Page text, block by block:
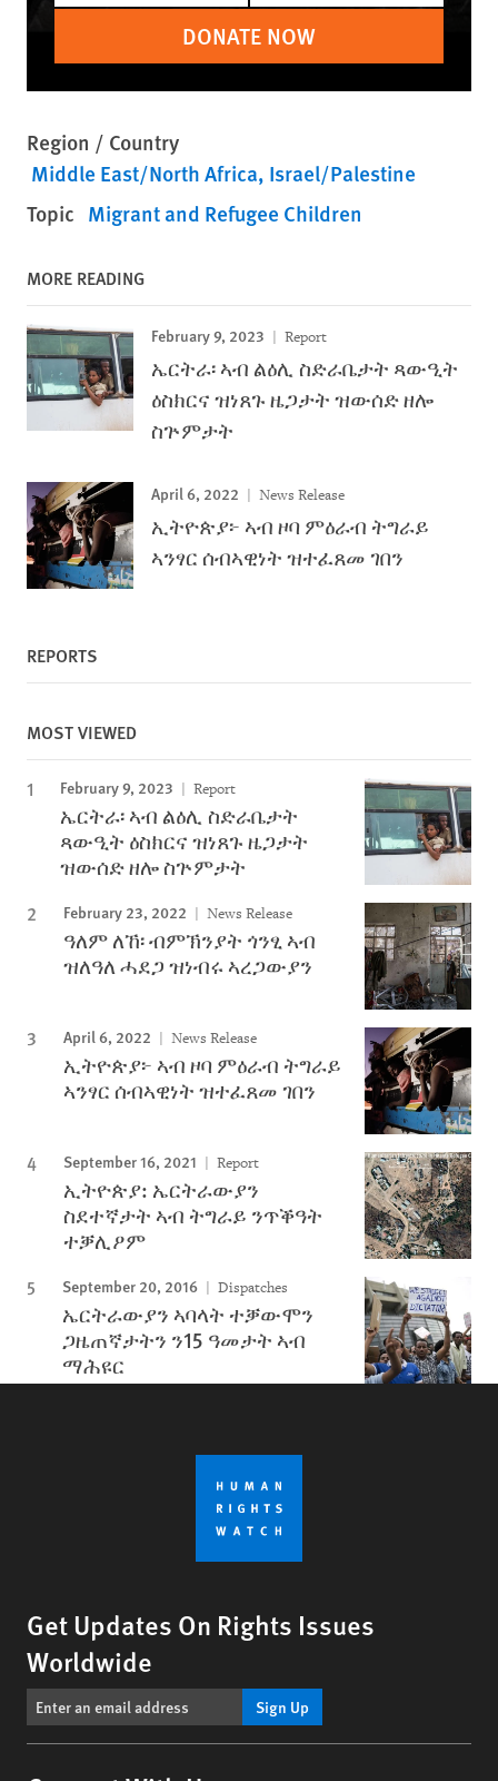
DONATE NOW
Region / Country
Middle East/North Africa Israel/Palestine
Topic Migrant and Refugee Children
MORE READING
February 9, 2023 Report
ኤርትራ፡ ኣብ ልዕሊ ስድራቤታት ጻውዒት
ዕስክርና ዝነጸጉ ዜጋታት ዝውሰድ ዘሎ
ስጕምታት
April 6, 2022 News Release
ኢትዮጵያ፦ ኣብ ዞባ ምዕራብ ትግራይ
ኣንፃር ሰብኣዊነት ዝተፈጸመ ገበን
REPORTS
MOST VIEWED
February 9, 2023 Report
ኤርትራ፡ ኣብ ልዕሊ ስድራቤታት
ጻውዒት ዕስክርና ዝነጸጉ ዜጋታት
ዝውሰድ ዘሎ ስጕምታት
February 23, 2022 News Release
ዓለም ለኸ፡ ብምኽንያት ጎንፂ ኣብ
ዝለዓለ ሓደጋ ዝነብሩ ኣረጋውያን
April 6, 2022 News Release
ኢትዮጵያ፦ ኣብ ዞባ ምዕራብ ትግራይ
ኣንፃር ሰብኣዊነት ዝተፈጸመ ገበን
September 16, 2021 Report
ኢትዮጵያ: ኤርትራውያን
ስደተኛታት ኣብ ትግራይ ንጥቕዓት
ተቓሊዖም
September 20, 2016 Dispatches
ኤርትራውያን ኣባላት ተቓውሞን
ጋዜጠኛታትን ን15 ዓመታት ኣብ
ማሕዩር
Get Updates On Rights Issues
Worldwide
Sign Up